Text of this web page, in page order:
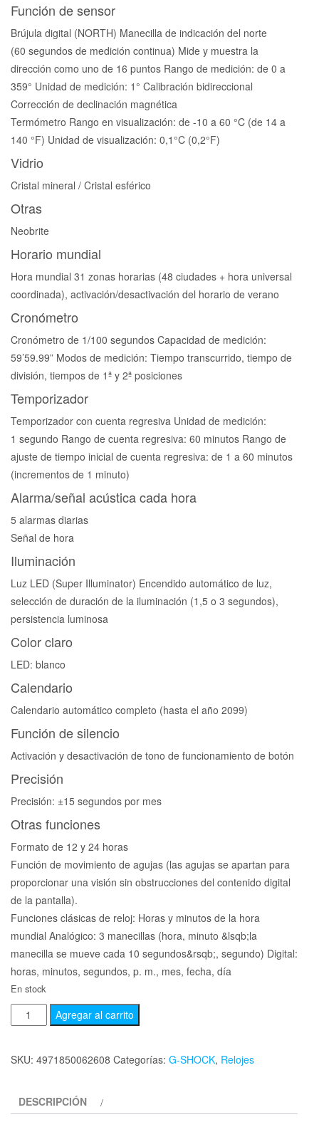
Función de sensor
Brújula digital (NORTH) Manecilla de indicación del norte
(60 segundos de medición continua) Mide y muestra la
dirección como uno de 16 puntos Rango de medición: de 0 a
359° Unidad de medición: 1° Calibración bidireccional
Corrección de declinación magnética
Termómetro Rango en visualización: de -10 a 60 °C (de 14 a
140 °F) Unidad de visualización: 0,1°C (0,2°F)
Vidrio
Cristal mineral / Cristal esférico
Otras
Neobrite
Horario mundial
Hora mundial 31 zonas horarias (48 ciudades + hora universal
coordinada), activación/desactivación del horario de verano
Cronómetro
Cronómetro de 1/100 segundos Capacidad de medición:
59’59.99” Modos de medición: Tiempo transcurrido, tiempo de
división, tiempos de 1ª y 2ª posiciones
Temporizador
Temporizador con cuenta regresiva Unidad de medición:
1 segundo Rango de cuenta regresiva: 60 minutos Rango de
ajuste de tiempo inicial de cuenta regresiva: de 1 a 60 minutos
(incrementos de 1 minuto)
Alarma/señal acústica cada hora
5 alarmas diarias
Señal de hora
Iluminación
Luz LED (Super Illuminator) Encendido automático de luz,
selección de duración de la iluminación (1,5 o 3 segundos),
persistencia luminosa
Color claro
LED: blanco
Calendario
Calendario automático completo (hasta el año 2099)
Función de silencio
Activación y desactivación de tono de funcionamiento de botón
Precisión
Precisión: ±15 segundos por mes
Otras funciones
Formato de 12 y 24 horas
Función de movimiento de agujas (las agujas se apartan para
proporcionar una visión sin obstrucciones del contenido digital
de la pantalla).
Funciones clásicas de reloj: Horas y minutos de la hora
mundial Analógico: 3 manecillas (hora, minuto &lsqb;la
manecilla se mueve cada 10 segundos&rsqb;, segundo) Digital:
horas, minutos, segundos, p. m., mes, fecha, día
En stock
Agregar al carrito
SKU: 4971850062608 Categorías: G-SHOCK, Relojes
DESCRIPCIÓN